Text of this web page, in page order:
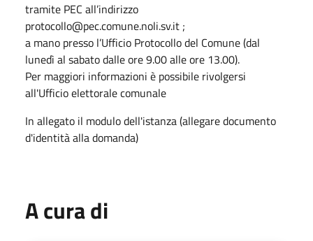
tramite PEC all’indirizzo
protocollo@pec.comune.noli.sv.it ;
a mano presso l’Ufficio Protocollo del Comune (dal
lunedì al sabato dalle ore 9.00 alle ore 13.00).
Per maggiori informazioni è possibile rivolgersi
all'Ufficio elettorale comunale
In allegato il modulo dell'istanza (allegare documento
d'identità alla domanda)
A cura di